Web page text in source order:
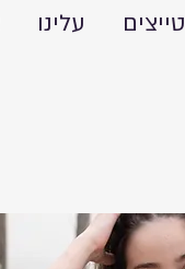
טייצים עלינו